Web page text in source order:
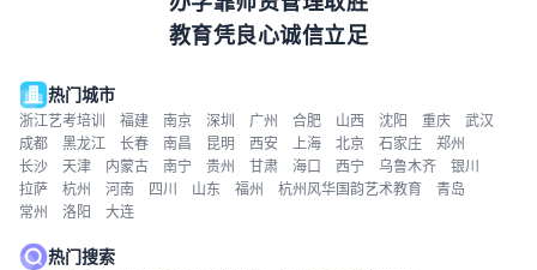
教育凭良心诚信立足
热门城市
浙江艺考培训 福建 南京 深圳 广州 合肥 山西 沈阳 重庆
武汉
成都
黑龙江 长春 南昌 昆明 西安 上海 北京 石家庄
郑州
长沙
天津 内蒙古 南宁 贵州 甘肃 海口 西宁 乌鲁木齐
银川
拉萨
杭州 河南 四川 山东 福州 杭州风华国韵艺术教育
青岛
常州
洛阳 大连
热门搜索